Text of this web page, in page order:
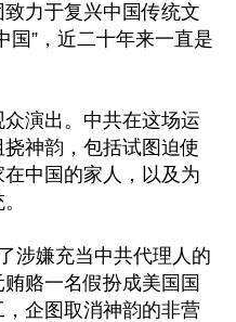
力于复兴中国传统文
国”，近二十年来一直是
演出。中共在这场运
神韵，包括试图迫使
中国的家人，以及为
涉嫌充当中共代理人的
赂一名假扮成美国国
企图取消神韵的非营